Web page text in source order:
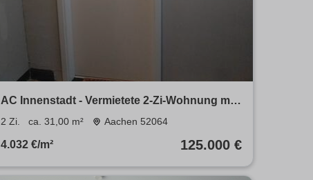
AC Innenstadt - Vermietete 2-Zi-Wohnung mit
großem Außenbereich
2 Zi. ca. 31,00 m² Aachen 52064
4.032 €/m² 125.000 €